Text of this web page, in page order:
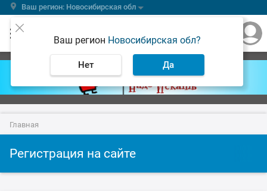
Ваш регион: Новосибирская обл
Ваш регион Новосибирская обл?
Нет Да
Главная
Регистрация на сайте